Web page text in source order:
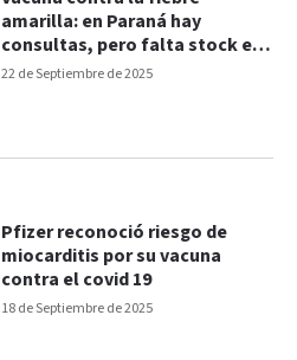
22 de Septiembre de 2025
amarilla: en Paraná hay
consultas, pero falta stock en
farmacias
18 de Septiembre de 2025
Pfizer reconoció riesgo de
miocarditis por su vacuna
contra el covid 19